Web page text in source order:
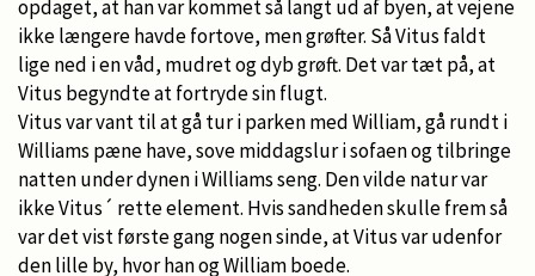
opdaget, at han var kommet så langt ud af byen, at vejene
ikke længere havde fortove, men grøfter. Så Vitus faldt
lige ned i en våd, mudret og dyb grøft. Det var tæt på, at
Vitus begyndte at fortryde sin flugt.
Vitus var vant til at gå tur i parken med William, gå rundt i
Williams pæne have, sove middagslur i sofaen og tilbringe
natten under dynen i Williams seng. Den vilde natur var
ikke Vitus´ rette element. Hvis sandheden skulle frem så
var det vist første gang nogen sinde, at Vitus var udenfor
den lille by, hvor han og William boede.